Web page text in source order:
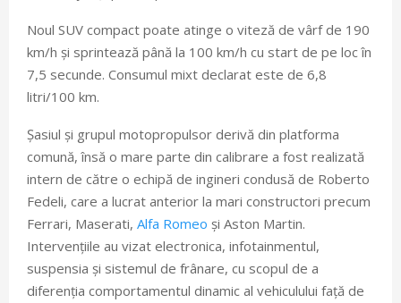
Noul SUV compact poate atinge o viteză de vârf de 190
km/h și sprintează până la 100 km/h cu start de pe loc în
7,5 secunde. Consumul mixt declarat este de 6,8
litri/100 km.
Șasiul și grupul motopropulsor derivă din platforma
comună, însă o mare parte din calibrare a fost realizată
intern de către o echipă de ingineri condusă de Roberto
Fedeli, care a lucrat anterior la mari constructori precum
Ferrari, Maserati, Alfa Romeo și Aston Martin.
Intervențiile au vizat electronica, infotainmentul,
suspensia și sistemul de frânare, cu scopul de a
diferenția comportamentul dinamic al vehiculului față de